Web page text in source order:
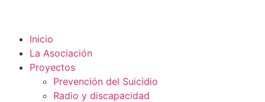
Inicio
La Asociación
Proyectos
Prevención del Suicidio
Radio y discapacidad